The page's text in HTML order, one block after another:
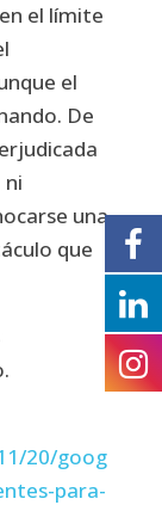
el límite
el
De
ni
una
que
20/goog
para-